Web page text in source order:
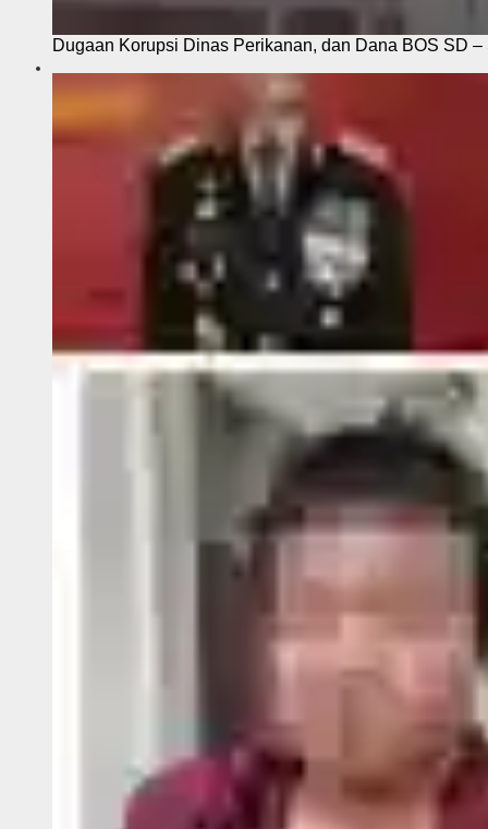
Dugaan Korupsi Dinas Perikanan, dan Dana BOS SD